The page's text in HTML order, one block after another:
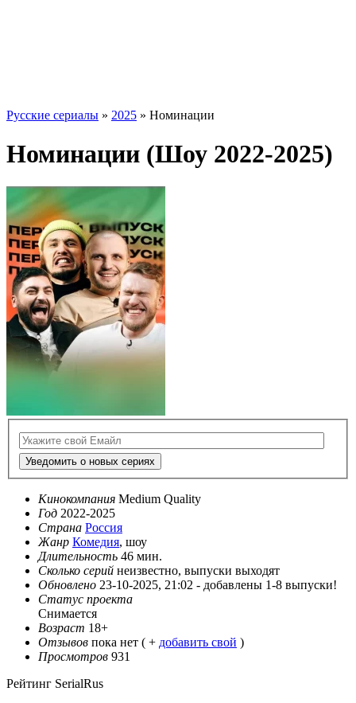
Русские сериалы » 2025 » Номинации
Номинации (Шоу 2022-2025)
Уведомить о новых сериях
Кинокомпания Medium Quality
Год 2022-2025
Страна Россия
Жанр Комедия, шоу
Длительность 46 мин.
Сколько серий неизвестно, выпуски выходят
Обновлено 23-10-2025, 21:02 - добавлены 1-8 выпуски!
Статус проекта
Снимается
Возраст 18+
Отзывов пока нет ( + добавить свой )
Просмотров 931
Рейтинг SerialRus